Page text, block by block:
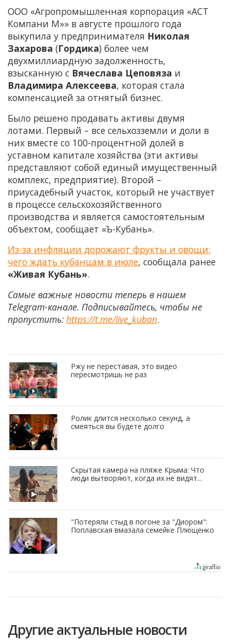
ООО «Агропромышленная корпорация «АСТ
Компани М»» в августе прошлого года
выкупила у предпринимателя Николая
Захарова (Гордика) более чем
двухмиллиардную задолженность,
взысканную с Вячеслава Цеповяза и
Владимира Алексеева, которая стала
компенсацией за отнятый бизнес.
Было решено продавать активы двумя
лотами. Первый – все сельхозземли и доли в
них вместе со 100-процентной долей в
уставном капитале хозяйства (эти активы
представляют собой единый имущественный
комплекс, предприятие). Второй –
приусадебный участок, который не участвует
в процессе сельскохозяйственного
производства и является самостоятельным
объектом, сообщает «Ъ-Кубань».
Из-за инфляции дорожают фрукты и овощи:
чего ждать кубанцам в июле, сообщала ранее
«Живая Кубань».
Самые важные новости теперь в нашем
Telegram-канале. Подписывайтесь, чтобы не
пропустить: https://t.me/live_kuban.
Ржу не переставая, это видео
пересмотришь не раз
Ролик длится несколько секунд, а
смеяться вы будете долго
Скрытая камера на пляже Крыма: Что
люди вытворяют, когда их не видят...
"Потеряли стыд в погоне за "Диором":
Поплавская вмазала семейке Плющенко
Другие актуальные новости